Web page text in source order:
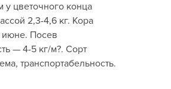
у цветочного конца
2,3-4,6 кг. Кора
июне. Посев
— 4-5 кг/м?. Сорт
транспортабельность.